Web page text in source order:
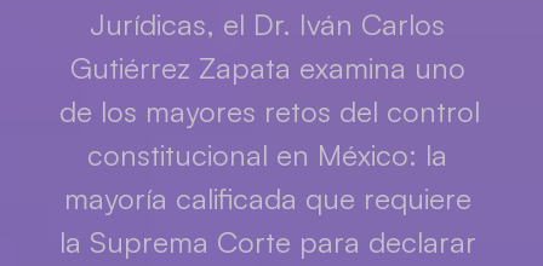
Jurídicas, el Dr. Iván Carlos
Gutiérrez Zapata examina uno
de los mayores retos del control
constitucional en México: la
mayoría calificada que requiere
la Suprema Corte para declarar